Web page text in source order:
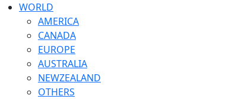
WORLD
AMERICA
CANADA
EUROPE
AUSTRALIA
NEWZEALAND
OTHERS